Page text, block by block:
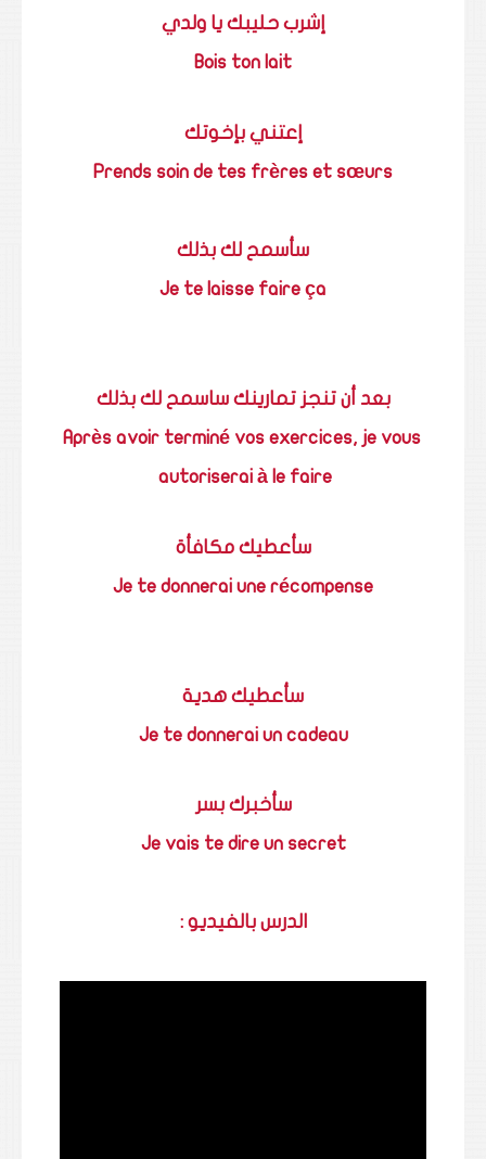
إشرب حليبك يا ولدي
Bois ton lait
إعتني بإخوتك
Prends soin de tes frères et sœurs
سأسمح لك بذلك
Je te laisse faire ça
بعد أن تنجز تمارينك ساسمح لك بذلك
Après avoir terminé vos exercices, je vous
autoriserai à le faire
سأعطيك مكافأة
Je te donnerai une récompense
سأعطيك هدية
Je te donnerai un cadeau
سأخبرك بسر
Je vais te dire un secret
الدرس بالفيديو :